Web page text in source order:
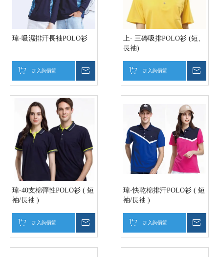
瑋-吸濕排汗長袖POLO衫
加入詢價籃
上- 三磚吸排POLO衫 (短、
長袖)
加入詢價籃
瑋-40支棉彈性POLO衫 ( 短
袖/長袖 )
加入詢價籃
瑋-快乾棉排汗POLO衫 ( 短
袖/長袖 )
加入詢價籃